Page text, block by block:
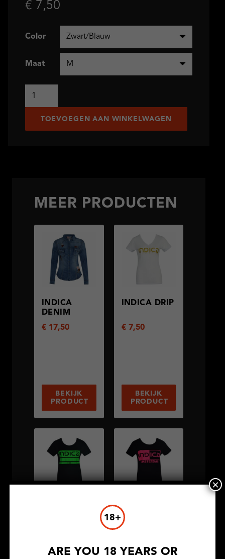
€ 7,50
Color
Maat
Indica
Switch
aantalTOEVOEGEN AAN WINKELWAGEN
MEER PRODUCTEN
INDICA
DENIM
€ 17,50
BEKIJK
PRODUCT
INDICA DRIP
€7,50
BEKIJK
PRODUCT
INDICA
AMSTERDAM
18+
ARE YOU 18 YEARS OR
×